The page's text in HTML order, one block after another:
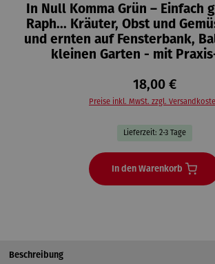
In Null Komma Grün – Einfach
Raph... Kräuter, Obst und
und ernten auf Fensterbank,
kleinen Garten - mit
18,00 €
Preise inkl. MwSt. zzgl.
Lieferzeit: 2-3 Tage
In den Warenkorb
Beschreibung